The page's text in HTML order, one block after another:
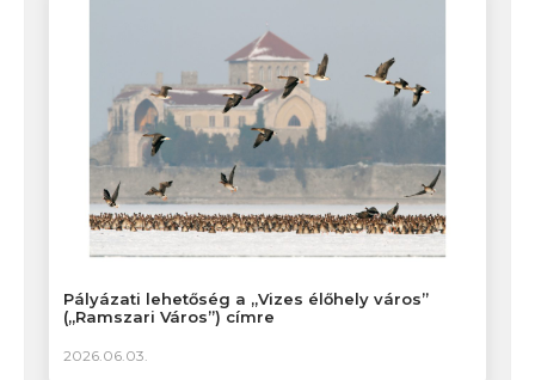
Pályázati lehetőség a „Vizes élőhely város”
(„Ramszari Város”) címre
2026.06.03.